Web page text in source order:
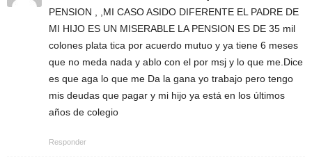
PENSION , ,MI CASO ASIDO DIFERENTE EL PADRE DE
MI HIJO ES UN MISERABLE LA PENSION ES DE 35 mil
colones plata tica por acuerdo mutuo y ya tiene 6 meses
que no meda nada y ablo con el por msj y lo que me.Dice
es que aga lo que me Da la gana yo trabajo pero tengo
mis deudas que pagar y mi hijo ya está en los últimos
años de colegio
Responder